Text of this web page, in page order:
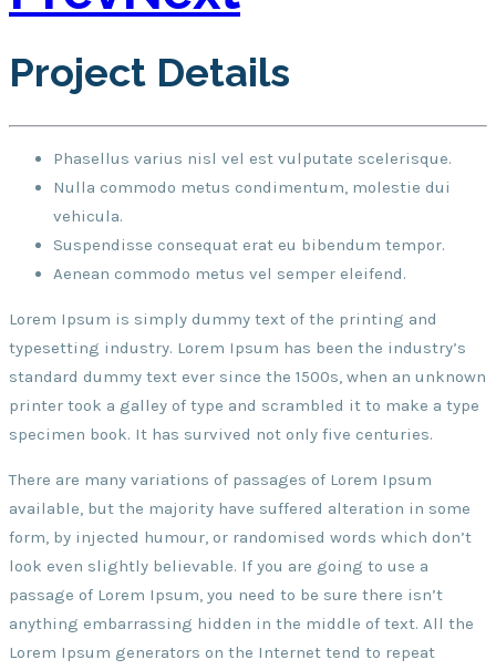
Project Details
Phasellus varius nisl vel est vulputate scelerisque.
Nulla commodo metus condimentum, molestie dui
vehicula.
Suspendisse consequat erat eu bibendum tempor.
Aenean commodo metus vel semper eleifend.
Lorem Ipsum is simply dummy text of the printing and
typesetting industry. Lorem Ipsum has been the industry’s
standard dummy text ever since the 1500s, when an unknown
printer took a galley of type and scrambled it to make a type
specimen book. It has survived not only five centuries.
There are many variations of passages of Lorem Ipsum
available, but the majority have suffered alteration in some
form, by injected humour, or randomised words which don’t
look even slightly believable. If you are going to use a
passage of Lorem Ipsum, you need to be sure there isn’t
anything embarrassing hidden in the middle of text. All the
Lorem Ipsum generators on the Internet tend to repeat